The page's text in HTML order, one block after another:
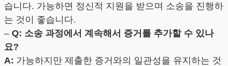
습니다. 가능하면 정신적 지원을 받으며 소송을 진행하
는 것이 좋습니다.
– Q: 소송 과정에서 계속해서 증거를 추가할 수 있나
요?
A: 가능하지만 제출한 증거와의 일관성을 유지하는 것